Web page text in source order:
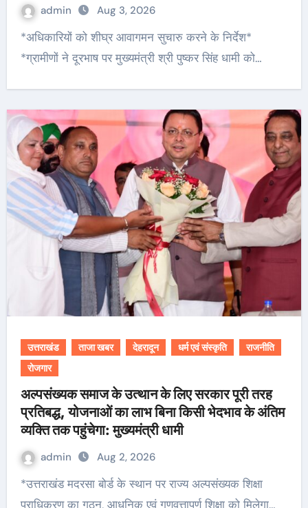
admin Aug 3, 2026
*अधिकारियों को शीघ्र आवागमन सुचारु करने के निर्देश*
*ग्रामीणों ने दूरभाष पर मुख्यमंत्री श्री पुष्कर सिंह धामी को…
उत्तराखंड ताजा खबर देहरादून धर्म एवं संस्कृति
राजनीति
रोजगार
अल्पसंख्यक समाज के उत्थान के लिए सरकार पूरी तरह
प्रतिबद्ध, योजनाओं का लाभ बिना किसी भेदभाव के अंतिम
व्यक्ति तक पहुंचेगा: मुख्यमंत्री धामी
admin Aug 2, 2026
*उत्तराखंड मदरसा बोर्ड के स्थान पर राज्य अल्पसंख्यक शिक्षा
प्राधिकरण का गठन, आधुनिक एवं गुणवत्तापूर्ण शिक्षा को मिलेगा…